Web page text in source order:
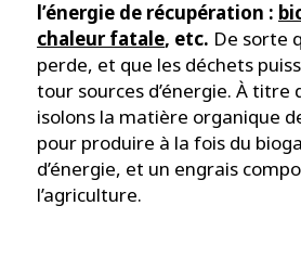
l’énergie de récupération :
chaleur fatale, etc. De sorte
perde, et que les déchets
tour sources d’énergie. À titre
isolons la matière organique
pour produire à la fois du
d’énergie, et un engrais
l’agriculture.